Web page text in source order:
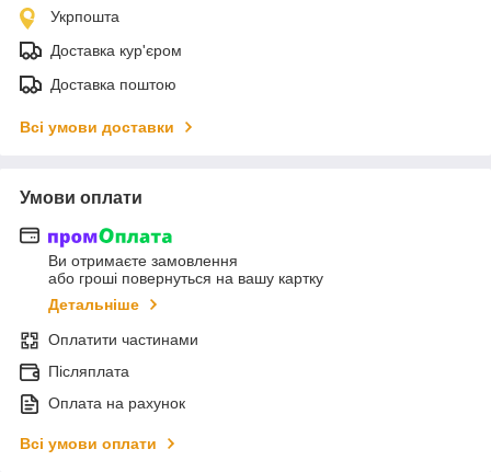
Укрпошта
Доставка кур'єром
Доставка поштою
Всі умови доставки
Умови оплати
Ви отримаєте замовлення
або гроші повернуться на вашу картку
Детальніше
Оплатити частинами
Післяплата
Оплата на рахунок
Всі умови оплати